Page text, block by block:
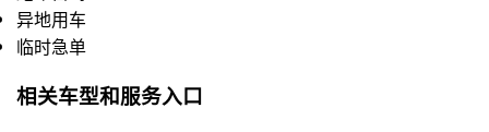
异地用车
临时急单
相关车型和服务入口